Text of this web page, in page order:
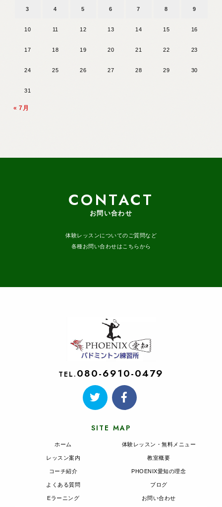
3 4 5 6 7 8 9
10 11 12 13 14 15 16
17 18 19 20 21 22 23
24 25 26 27 28 29 30
31
« 7月
CONTACT
お問い合わせ
体験レッスンについてのご質問など
各種お問い合わせはこちらから
TEL. 080-6910-0479
SITE MAP
ホーム
レッスン案内
コーチ紹介
よくある質問
Eラーニング
体験レッスン・無料メニュー
教室概要
PHOENIX愛知の理念
ブログ
お問い合わせ